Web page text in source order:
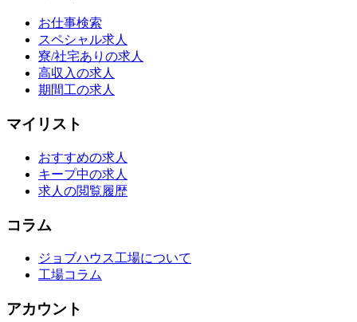
お仕事検索
スペシャル求人
寮/社宅ありの求人
高収入の求人
期間工の求人
マイリスト
おすすめの求人
キープ中の求人
求人の閲覧履歴
コラム
ジョブハウス工場について
工場コラム
アカウント